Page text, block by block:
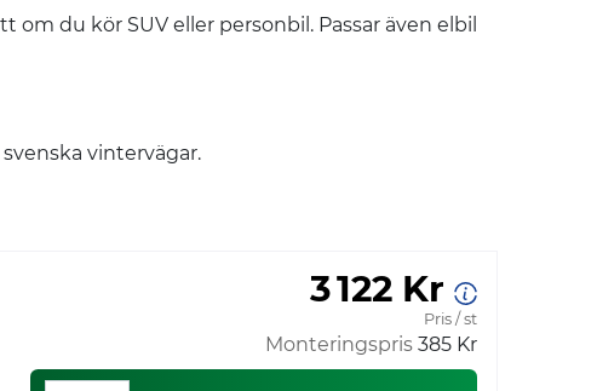
du kör SUV eller personbil. Passar även elbil
vintervägar.
3 122 Kr
Pris / st
Monteringspris 385 Kr